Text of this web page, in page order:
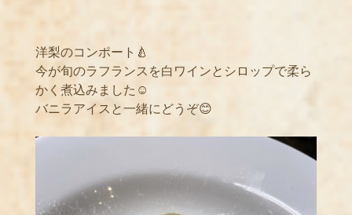
洋梨のコンポート🍐
今が旬のラフランスを白ワインとシロップで柔ら
かく煮込みました☺️
バニラアイスと一緒にどうぞ😊